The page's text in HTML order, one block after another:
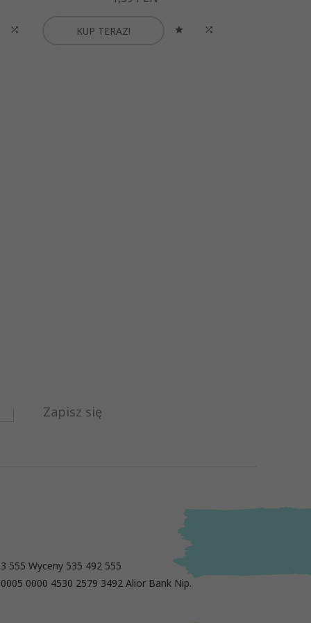
KUP TERAZ!
Zapisz się
555 Wyceny 535 492 555
0000 4530 2579 3492 Alior Bank Nip.